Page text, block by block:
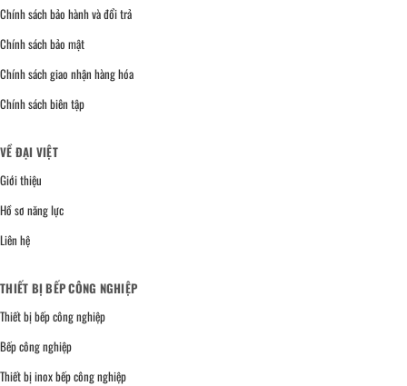
Chính sách bảo hành và đổi trả
Chính sách bảo mật
Chính sách giao nhận hàng hóa
Chính sách biên tập
VỀ ĐẠI VIỆT
Giới thiệu
Hồ sơ năng lực
Liên hệ
THIẾT BỊ BẾP CÔNG NGHIỆP
Thiết bị bếp công nghiệp
Bếp công nghiệp
Thiết bị inox bếp công nghiệp